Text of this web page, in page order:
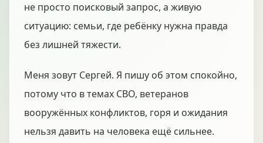
не просто поисковый запрос, а живую
ситуацию: семьи, где ребёнку нужна правда
без лишней тяжести.
Меня зовут Сергей. Я пишу об этом спокойно,
потому что в темах СВО, ветеранов
вооружённых конфликтов, горя и ожидания
нельзя давить на человека ещё сильнее.